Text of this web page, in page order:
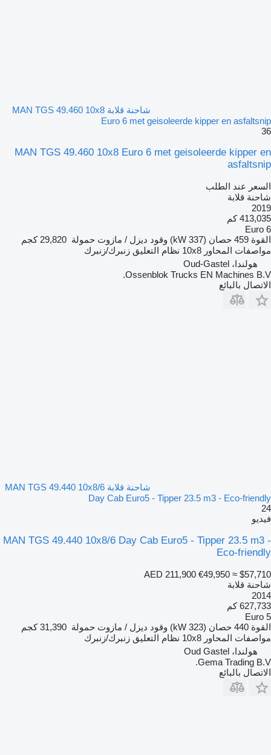
شاحنة قلابة MAN TGS 49.460 10x8
Euro 6 met geisoleerde kipper en asfaltsnip
36
MAN TGS 49.460 10x8 Euro 6 met geisoleerde kipper en
asfaltsnip
السعر عند الطلب
شاحنة قلابة
2019
413,035 كم
Euro 6
القوة 459 حصان (337 kW) وقود ديزل / مازوت حمولة 29,820 كجم
مواصفات المحاور 10x8 نظام التعليق زنبرك/زنبرك
هولندا، Oud-Gastel
Ossenblok Trucks EN Machines B.V.
الاتصال بالبائع
شاحنة قلابة MAN TGS 49.440 10x8/6
Day Cab Euro5 - Tipper 23.5 m3 - Eco-friendly
24
فيديو
MAN TGS 49.440 10x8/6 Day Cab Euro5 - Tipper 23.5 m3 -
Eco-friendly
AED 211,900 €49,950 ≈ $57,710
شاحنة قلابة
2014
627,733 كم
Euro 5
القوة 440 حصان (323 kW) وقود ديزل / مازوت حمولة 31,390 كجم
مواصفات المحاور 10x8 نظام التعليق زنبرك/زنبرك
هولندا، Oud Gastel
Gema Trading B.V.
الاتصال بالبائع